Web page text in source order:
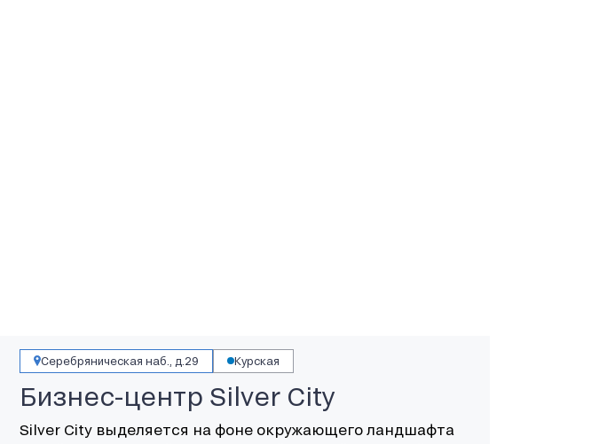
Серебряническая наб., д.29 Курская
Бизнес-центр Silver City
Silver City выделяется на фоне окружающего ландшафта